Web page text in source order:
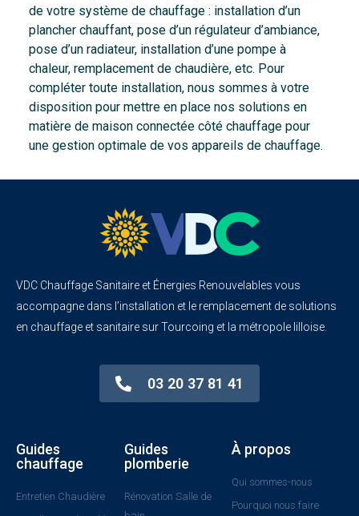
de votre système de chauffage : installation d’un
plancher chauffant, pose d’un régulateur d’ambiance,
pose d’un radiateur, installation d’une pompe à
chaleur, remplacement de chaudière, etc. Pour
compléter toute installation, nous sommes à votre
disposition pour mettre en place nos solutions en
matière de maison connectée côté chauffage pour
une gestion optimale de vos appareils de chauffage.
VDC Chauffage Sanitaire et Énergies Renouvelables vous
accompagne dans l’installation et le remplacement de solutions
en chauffage et sanitaire sur Tourcoing et la métropole lilloise.
03 20 37 81 41
Guides
chauffage
Entretien Chaudière
Guides
plomberie
Rénovation Salle de
À propos
Qui sommes-nous
Pourquoi nous faire